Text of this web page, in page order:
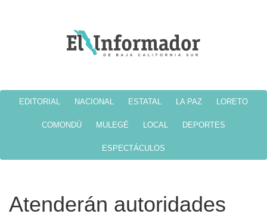
EDITORIAL NACIONAL ESTATAL LA PAZ LORETO
COMONDÚ MULEGÉ LOCAL DEPORTES
ESPECTÁCULOS
Atenderán autoridades